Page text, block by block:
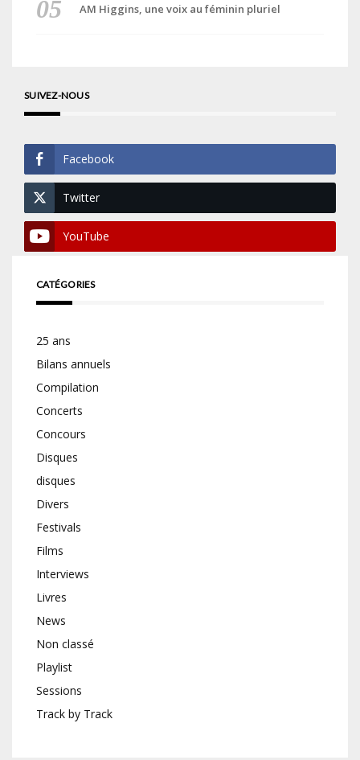
AM Higgins, une voix au féminin pluriel
SUIVEZ-NOUS
Facebook
Twitter
YouTube
CATÉGORIES
25 ans
Bilans annuels
Compilation
Concerts
Concours
Disques
disques
Divers
Festivals
Films
Interviews
Livres
News
Non classé
Playlist
Sessions
Track by Track